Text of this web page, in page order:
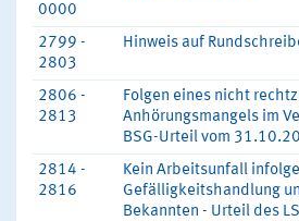
0000
2799 -
2803
Hinweis auf
2806 -
2813
Folgen eines nicht
Anhörungsmangels im
BSG-Urteil vom
2814 -
2816
Kein Arbeitsunfall
Gefälligkeitshandlung
Bekannten - Urteil des